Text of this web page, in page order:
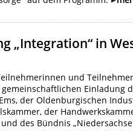
„Integration“ in
und Teilnehmer
Einladung
der Oldenburgischen
der
des Bündnis